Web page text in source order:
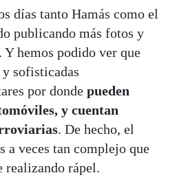
días tanto Hamás como el
publicando más fotos y
Y hemos podido ver que
sofisticadas
por donde pueden
y cuentan
. De hecho, el
a veces tan complejo que
realizando rápel.